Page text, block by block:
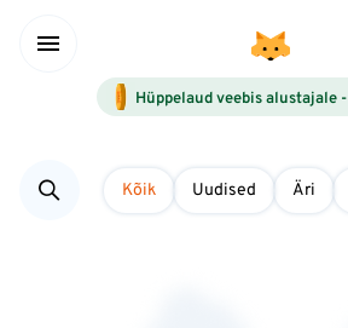
Hüppelaud veebis alustajale -
Kõik Uudised Äri